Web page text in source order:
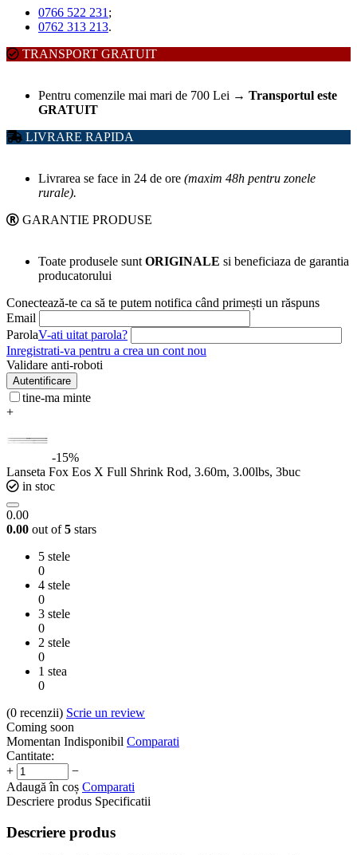
0766 522 231 ;
0762 313 213.
TRANSPORT GRATUIT
Pentru comenzile mai mari de 700 Lei → Transportul este
GRATUIT
LIVRARE RAPIDA
Livrarea se face in 24 de ore (maxim 48h pentru zonele
rurale).
GARANTIE PRODUSE
Toate produsele sunt ORIGINALE si beneficiaza de garantia
producatorului
Conectează-te ca să te putem notifica când primești un răspuns
Email
ParolaV-ati uitat parola?
Inregistrati-va pentru a crea un cont nou
Validare anti-roboti
Autentificare
tine-ma minte
+
-15%
Lanseta Fox Eos X Full Shrink Rod, 3.60m, 3.00lbs, 3buc
in stoc
0.00
0.00 out of5 stars
5 stele
0
4 stele
0
3 stele
0
2 stele
0
1 stea
0
(0 recenzii) Scrie un review
Coming soon
Momentan Indisponibil Comparati
Cantitate:
+
−
Adaugă în coș Comparati
Descriere produs Specificatii
Descriere produs